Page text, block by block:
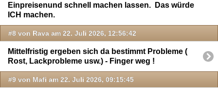
Einpreisenund schnell machen lassen. Das würde
ICH machen.
#8 von Rava am 22. Juli 2026, 12:56:42
Mittelfristig ergeben sich da bestimmt Probleme (
Rost, Lackprobleme usw.) - Finger weg !
#9 von Mafi am 22. Juli 2026, 09:15:45